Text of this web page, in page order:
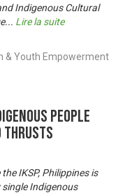
Indigenous Cultural
... Lire la suite
& Youth Empowerment
People
Thrusts
IKSP, Philippines is
Indigenous